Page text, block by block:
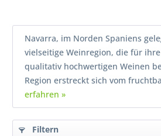
Navarra, im Norden Spaniens
vielseitige Weinregion, die für
qualitativ hochwertigen Weinen
Region erstreckt sich vom
erfahren »
Filtern